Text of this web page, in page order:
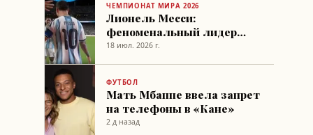
ЧЕМПИОНАТ МИРА 2026
Лионель Месси:
феноменальный лидер
футбола на пороге
18 июл. 2026 г.
ФУТБОЛ
Мать Мбаппе ввела запрет
на телефоны в «Кане»
2 д назад